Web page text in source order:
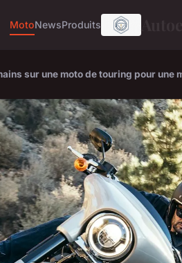
MotoNewsProduits
sur une moto de touring pour une